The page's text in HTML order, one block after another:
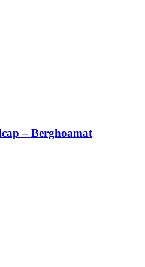
– Berghoamat